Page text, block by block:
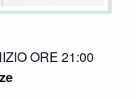
ORE 21:00